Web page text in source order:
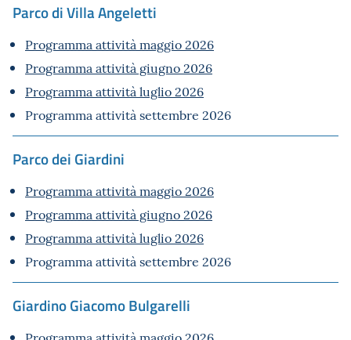
Parco di Villa Angeletti
Programma attività maggio 2026
Programma attività giugno 2026
Programma attività luglio 2026
Programma attività settembre 2026
Parco dei Giardini
Programma attività maggio 2026
Programma attività giugno 2026
Programma attività luglio 2026
Programma attività settembre 2026
Giardino Giacomo Bulgarelli
Programma attività maggio 2026